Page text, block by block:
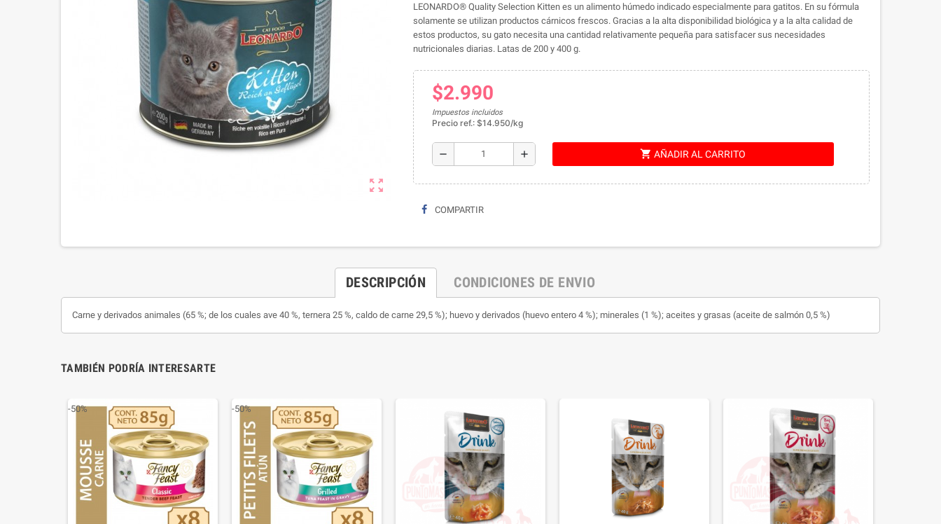
zoom_out_map
LEONARDO® Quality Selection Kitten es un alimento húmedo indicado especialmente para gatitos. En su fórmula
solamente se utilizan productos cárnicos frescos. Gracias a la alta disponibilidad biológica y a la alta calidad de
estos productos, su gato necesita una cantidad relativamente pequeña para satisfacer sus necesidades
nutricionales diarias. Latas de 200 y 400 g.
$2.990
Impuestos incluidos
Precio ref.: $14.950/kg
remove add shopping_cart AÑADIR AL CARRITO
COMPARTIR
DESCRIPCIÓN CONDICIONES DE ENVIO
Carne y derivados animales (65 %; de los cuales ave 40 %, ternera 25 %, caldo de carne 29,5 %); huevo y derivados (huevo entero 4 %); minerales (1 %); aceites y grasas (aceite de salmón 0,5 %)
TAMBIÉN PODRÍA INTERESARTE
-50% -50%